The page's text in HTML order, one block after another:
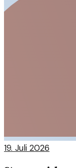
19. Juli 2026